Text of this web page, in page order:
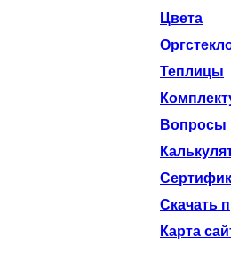
Цвета
Теплицы
Вопросы
Скачать
Карта